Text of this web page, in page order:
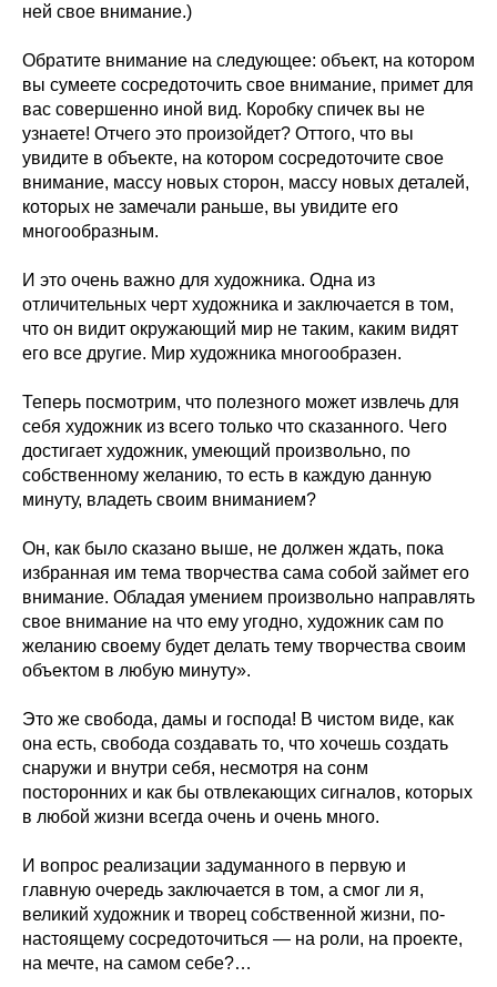
ней свое внимание.)
Обратите внимание на следующее: объект, на котором
вы сумеете сосредоточить свое внимание, примет для
вас совершенно иной вид. Коробку спичек вы не
узнаете! Отчего это произойдет? Оттого, что вы
увидите в объекте, на котором сосредоточите свое
внимание, массу новых сторон, массу новых деталей,
которых не замечали раньше, вы увидите его
многообразным.
И это очень важно для художника. Одна из
отличительных черт художника и заключается в том,
что он видит окружающий мир не таким, каким видят
его все другие. Мир художника многообразен.
Теперь посмотрим, что полезного может извлечь для
себя художник из всего только что сказанного. Чего
достигает художник, умеющий произвольно, по
собственному желанию, то есть в каждую данную
минуту, владеть своим вниманием?
Он, как было сказано выше, не должен ждать, пока
избранная им тема творчества сама собой займет его
внимание. Обладая умением произвольно направлять
свое внимание на что ему угодно, художник сам по
желанию своему будет делать тему творчества своим
объектом в любую минуту».
Это же свобода, дамы и господа! В чистом виде, как
она есть, свобода создавать то, что хочешь создать
снаружи и внутри себя, несмотря на сонм
посторонних и как бы отвлекающих сигналов, которых
в любой жизни всегда очень и очень много.
И вопрос реализации задуманного в первую и
главную очередь заключается в том, а смог ли я,
великий художник и творец собственной жизни, по-
настоящему сосредоточиться — на роли, на проекте,
на мечте, на самом себе?…